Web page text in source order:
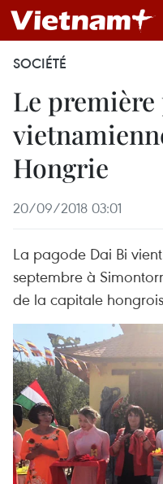
SOCIÉTÉ
Le première
Hongrie
20/09/2018 03:01
La pagode Dai Bi
septembre à
de la capitale